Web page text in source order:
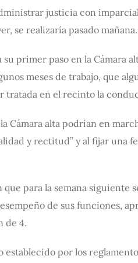
justicia con
se realizaría pasado mañana.
primer paso en la Cámara
meses de trabajo, que
en el recinto la
Cámara alta podrían en
y rectitud” y al fijar una
para la semana
de sus funciones,
de 4.
por los